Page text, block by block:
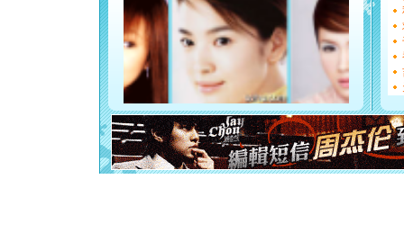
[圣诞节]
如意,快
[元旦]
看
断电。
你是我
[元旦]
如
起；二
离。水晶
[元旦]当
泣，这痛
卖了。水
[春节]风